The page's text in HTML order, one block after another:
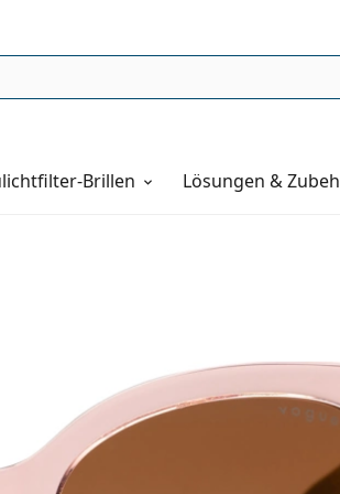
Brillen Lösungen &